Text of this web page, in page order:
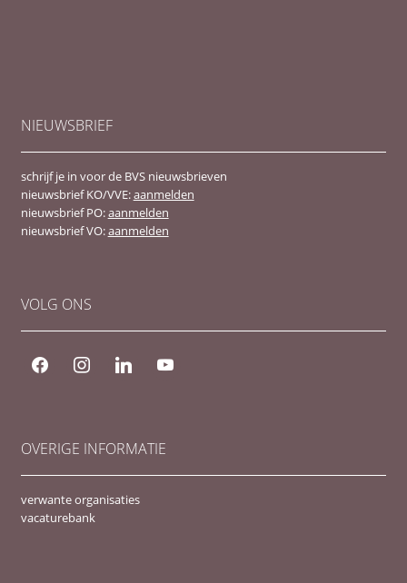
NIEUWSBRIEF
schrijf je in voor de BVS nieuwsbrieven
nieuwsbrief KO/VVE:aanmelden
nieuwsbrief PO:aanmelden
nieuwsbrief VO:aanmelden
VOLG ONS
facebook instagramlinkedin youtube
OVERIGE INFORMATIE
verwante organisaties
vacaturebank